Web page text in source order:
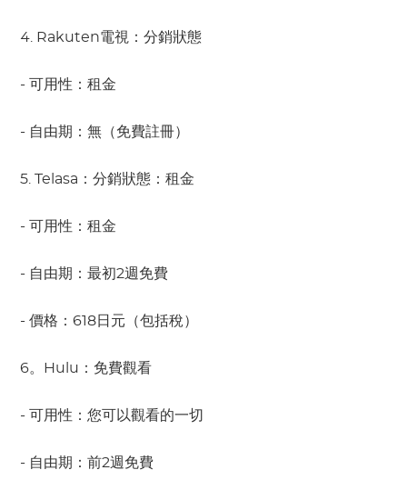
4. Rakuten電視：分銷狀態
- 可用性：租金
- 自由期：無（免費註冊）
5. Telasa：分銷狀態：租金
- 可用性：租金
- 自由期：最初2週免費
- 價格：618日元（包括稅）
6。Hulu：免費觀看
- 可用性：您可以觀看的一切
- 自由期：前2週免費